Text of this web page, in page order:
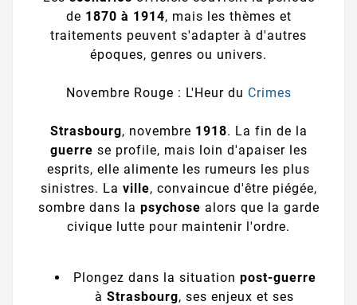
de 1870 à 1914, mais les thèmes et
traitements peuvent s'adapter à d'autres
époques, genres ou univers.
Novembre Rouge : L'Heur du Crimes
Strasbourg, novembre 1918. La fin de la
guerre se profile, mais loin d'apaiser les
esprits, elle alimente les rumeurs les plus
sinistres. La ville, convaincue d'être piégée,
sombre dans la psychose alors que la garde
civique lutte pour maintenir l'ordre.
Plongez dans la situation post-guerre
à Strasbourg, ses enjeux et ses